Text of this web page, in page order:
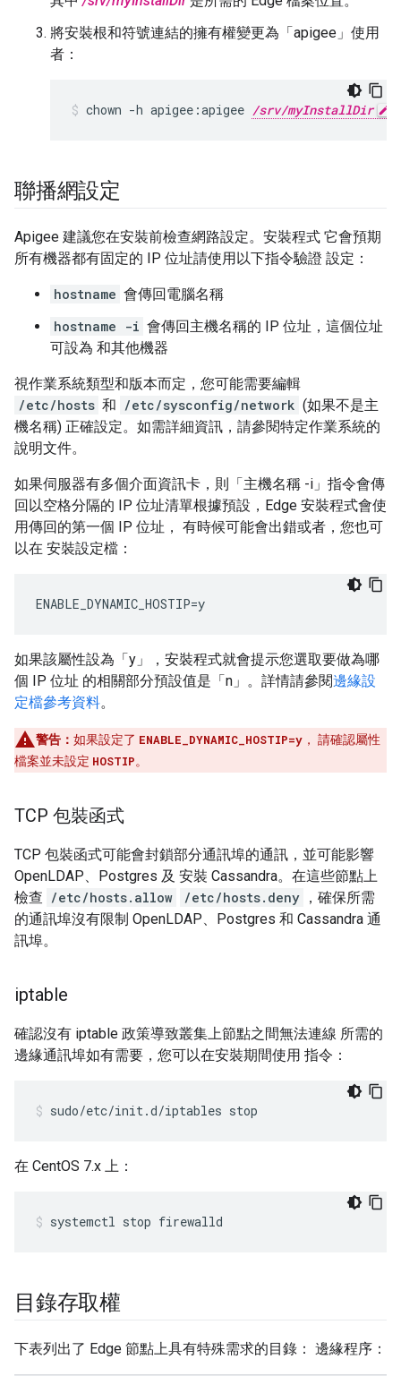
將安裝根和符號連結的擁有權變更為「apigee」使用
者：
chown -h apigee:apigee /srv/myInstallDir
聯播網設定
Apigee 建議您在安裝前檢查網路設定。安裝程式 它會預期
所有機器都有固定的 IP 位址請使用以下指令驗證 設定：
hostname 會傳回電腦名稱
hostname -i 會傳回主機名稱的 IP 位址，這個位址
可設為 和其他機器
視作業系統類型和版本而定，您可能需要編輯
/etc/hosts 和 /etc/sysconfig/network (如果不是主
機名稱) 正確設定。如需詳細資訊，請參閱特定作業系統的
說明文件。
如果伺服器有多個介面資訊卡，則「主機名稱 -i」指令會傳
回以空格分隔的 IP 位址清單根據預設，Edge 安裝程式會使
用傳回的第一個 IP 位址， 有時候可能會出錯或者，您也可
以在 安裝設定檔：
ENABLE_DYNAMIC_HOSTIP=y
如果該屬性設為「y」，安裝程式就會提示您選取要做為哪
個 IP 位址 的相關部分預設值是「n」。詳情請參閱邊緣設
定檔參考資料。
警告： 如果設定了 ENABLE_DYNAMIC_HOSTIP=y ， 請確認屬性
檔案並未設定 HOSTIP。
TCP 包裝函式
TCP 包裝函式可能會封鎖部分通訊埠的通訊，並可能影響
OpenLDAP、Postgres 及 安裝 Cassandra。在這些節點上
檢查 /etc/hosts.allow /etc/hosts.deny ，確保所需
的通訊埠沒有限制 OpenLDAP、Postgres 和 Cassandra 通
訊埠。
iptable
確認沒有 iptable 政策導致叢集上節點之間無法連線 所需的
邊緣通訊埠如有需要，您可以在安裝期間使用 指令：
sudo/etc/init.d/iptables stop
在 CentOS 7.x 上：
systemctl stop firewalld
目錄存取權
下表列出了 Edge 節點上具有特殊需求的目錄： 邊緣程序：